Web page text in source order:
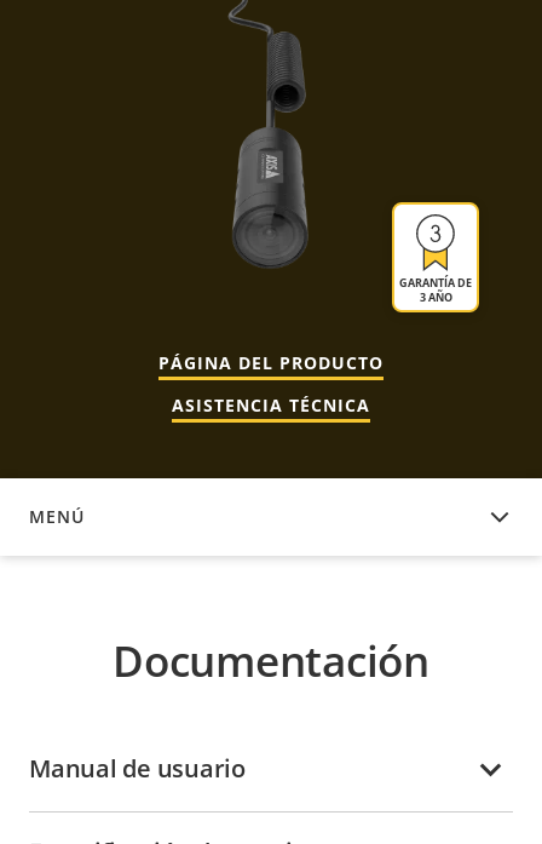
GARANTÍA DE
3 AÑO
PÁGINA DEL PRODUCTO
ASISTENCIA TÉCNICA
MENÚ
DOCUMENTACIÓN
Documentación
Manual de usuario